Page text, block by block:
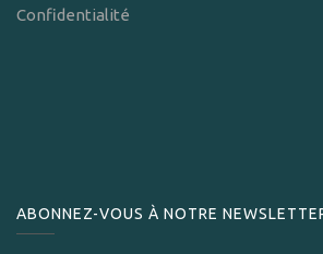
Confidentialité
ABONNEZ-VOUS À NOTRE